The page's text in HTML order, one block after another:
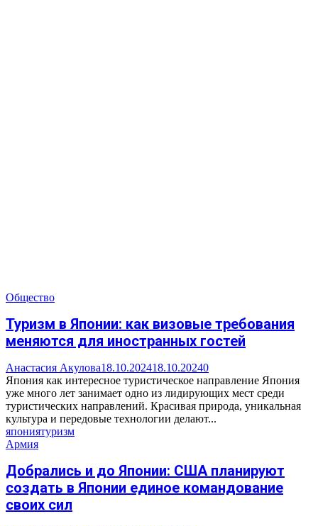
Общество
Туризм в Японии: как визовые требования
меняются для иностранных гостей
Анастасия Акулова18.10.202418.10.20240
Япония как интересное туристическое направление Япония
уже много лет занимает одно из лидирующих мест среди
туристических направлений. Красивая природа, уникальная
культура и передовые технологии делают...
япониятуризм
Армия
Добрались и до Японии: США планируют
создать в Японии единое командование
своих сил